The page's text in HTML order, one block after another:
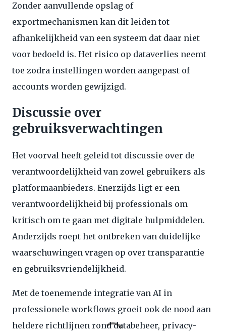
Zonder aanvullende opslag of
exportmechanismen kan dit leiden tot
afhankelijkheid van een systeem dat daar niet
voor bedoeld is. Het risico op dataverlies neemt
toe zodra instellingen worden aangepast of
accounts worden gewijzigd.
Discussie over
gebruiksverwachtingen
Het voorval heeft geleid tot discussie over de
verantwoordelijkheid van zowel gebruikers als
platformaanbieders. Enerzijds ligt er een
verantwoordelijkheid bij professionals om
kritisch om te gaan met digitale hulpmiddelen.
Anderzijds roept het ontbreken van duidelijke
waarschuwingen vragen op over transparantie
en gebruiksvriendelijkheid.
Met de toenemende integratie van AI in
professionele workflows groeit ook de nood aan
heldere richtlijnen rond databeheer, privacy-